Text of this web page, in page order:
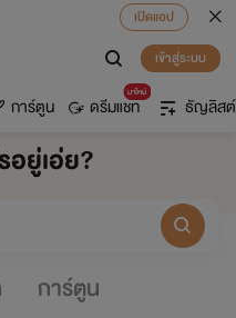
เปิดแอป
เข้าสู่ระบบ
การ์ตูน
มาใหม่
ดรีมแชท ธัญลิสต์
อยู่เอ่ย?
การ์ตูน